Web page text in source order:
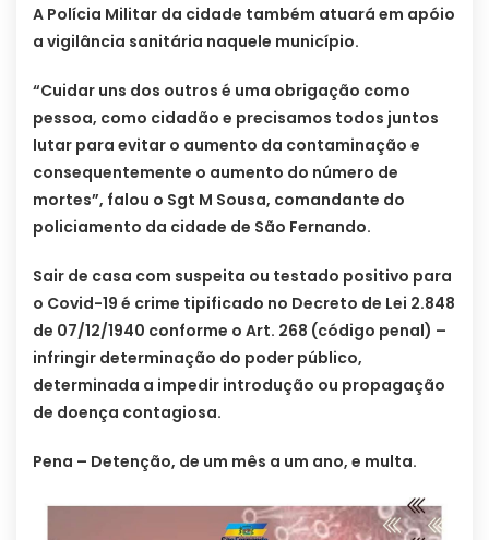
A Polícia Militar da cidade também atuará em apóio
a vigilância sanitária naquele município.
“Cuidar uns dos outros é uma obrigação como
pessoa, como cidadão e precisamos todos juntos
lutar para evitar o aumento da contaminação e
consequentemente o aumento do número de
mortes”, falou o Sgt M Sousa, comandante do
policiamento da cidade de São Fernando.
Sair de casa com suspeita ou testado positivo para
o Covid-19 é crime tipificado no Decreto de Lei 2.848
de 07/12/1940 conforme o Art. 268 (código penal) –
infringir determinação do poder público,
determinada a impedir introdução ou propagação
de doença contagiosa.
Pena – Detenção, de um mês a um ano, e multa.